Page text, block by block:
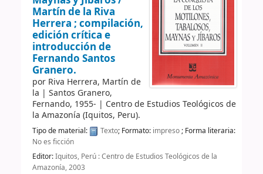
Martín de la Riva
Herrera ; compilación,
edición crítica e
introducción de
Fernando Santos
Granero.
por Riva Herrera, Martín de
la | Santos Granero,
Fernando, 1955- | Centro de Estudios Teológicos de
la Amazonía (Iquitos, Peru).
Tipo de material: Texto; Formato: impreso; Forma literaria:
No es ficción
Editor:Iquitos, Perú : Centro de Estudios Teológicos de la
Amazonía, 2003